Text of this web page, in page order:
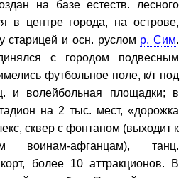
на базе естеств. лесного
в центре города, на острове,
старицей и осн. руслом р. Сим.
с городом подвесным
футбольное поле, к/т под
и волейбольная площадки; в
на 2 тыс. мест, «дорожка
сквер с фонтаном (выходит к
воинам-афганцам), танц.
более 10 аттракционов. В